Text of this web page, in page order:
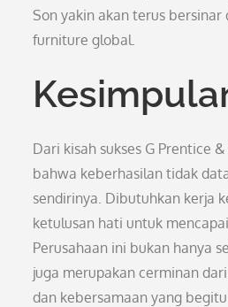
Son yakin akan terus bersinar
furniture global.
Dari kisah sukses G Prentice
bahwa keberhasilan tidak
sendirinya. Dibutuhkan kerja
ketulusan hati untuk
Perusahaan ini bukan hanya
juga merupakan cerminan
dan kebersamaan yang